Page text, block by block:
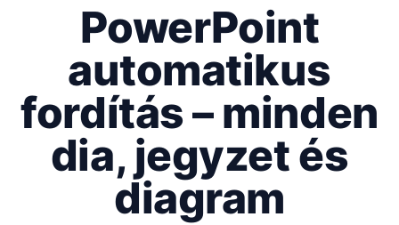
PowerPoint
automatikus
fordítás – minden
dia, jegyzet és
diagram